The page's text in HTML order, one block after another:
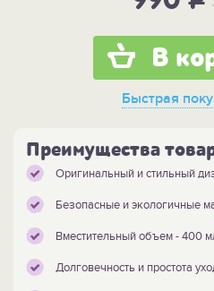
В
Быстрая
Преимущества
Оригинальный и стильный
Безопасные и экологичные
Вместительный объем - 400
Долговечность и простота